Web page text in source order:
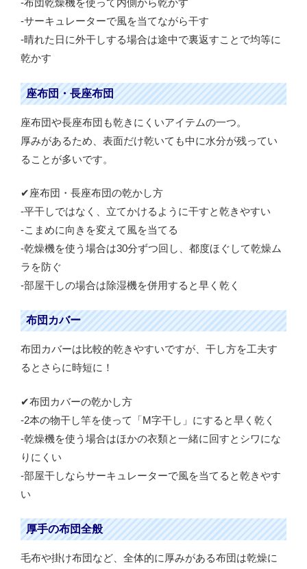
-布団乾燥機を使って内側から乾かす
-サーキュレーターで風を当てながら干す
-晴れた日に外干しする場合は途中で裏返すことで均等に
乾かす
座布団・長座布団
座布団や長座布団も乾きにくいアイテムの一つ。
厚みがあるため、表面だけ乾いても中に水分が残ってい
ることが多いです。
✔座布団・長座布団の乾かし方
-平干しではなく、立てかけるように干すと乾きやすい
-こまめに向きを変えて風を当てる
-乾燥機を使う場合は30分ずつ回し、都度ほぐして乾燥ム
ラを防ぐ
-部屋干しの場合は除湿機を併用すると早く乾く
布団カバー
布団カバーは比較的乾きやすいですが、干し方を工夫す
るとさらに時短に！
✔布団カバーの乾かし方
-2本の物干し竿を使って「M字干し」にすると早く乾く
-乾燥機を使う場合はほかの衣類と一緒に回すとシワにな
りにくい
-部屋干しならサーキュレーターで風を当てると乾きやす
い
厚手の布団全般
毛布や掛け布団など、全体的に厚みがある布団は乾燥に